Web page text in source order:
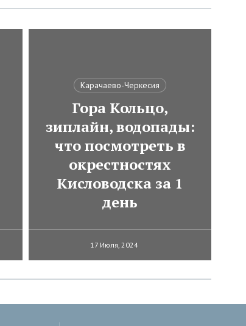
Карачаево-Черкесия
Гора Кольцо,
зиплайн, водопады:
что посмотреть в
окрестностях
Кисловодска за 1
день
17 Июля, 2024